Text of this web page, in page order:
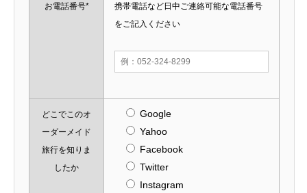
お電話番号*
携帯電話など日中ご連絡可能な電話番号
をご記入ください
どこでこのオ
ーダーメイド
旅行を知りま
したか
Google
Yahoo
Facebook
Twitter
Instagram